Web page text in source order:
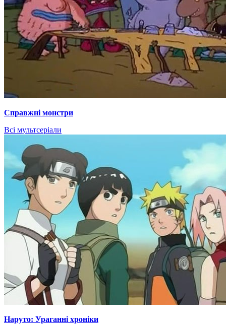
Справжні монстри
Всі мультсеріали
Наруто: Ураганні хроніки